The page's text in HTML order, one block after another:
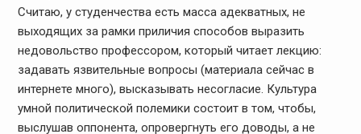
Считаю, у студенчества есть масса адекватных, не
выходящих за рамки приличия способов выразить
недовольство профессором, который читает лекцию:
задавать язвительные вопросы (материала сейчас в
интернете много), высказывать несогласие. Культура
умной политической полемики состоит в том, чтобы,
выслушав оппонента, опровергнуть его доводы, а не